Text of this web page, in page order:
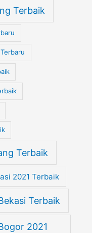
Terbaik
Terbaik
2021 Terbaik
Terbaik
2021